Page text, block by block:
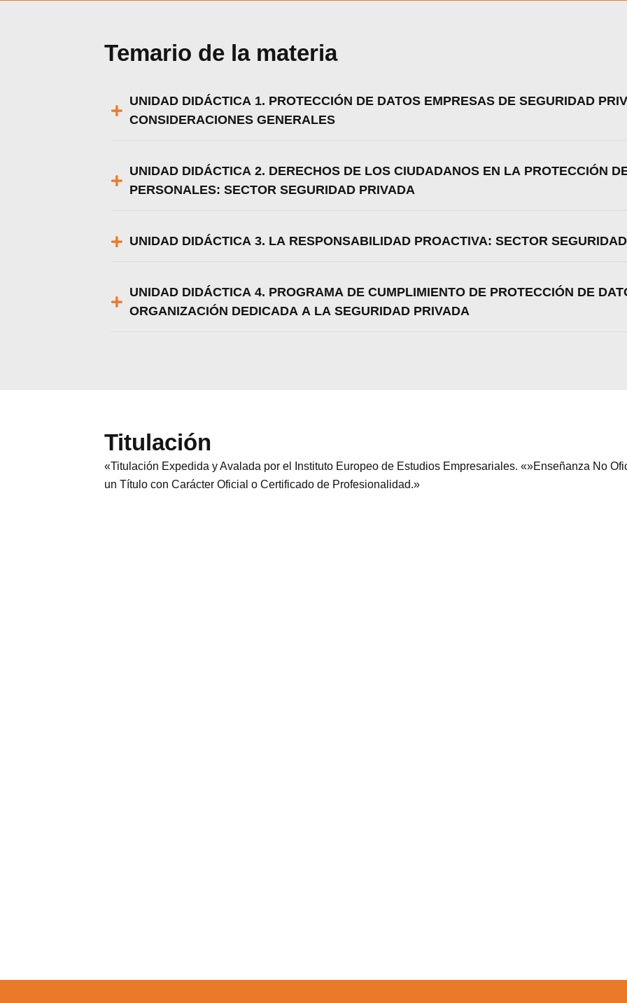
Temario de la materia
UNIDAD DIDÁCTICA 1. PROTECCIÓN DE DATOS EMPRESAS DE SEGURIDAD
CONSIDERACIONES GENERALES
UNIDAD DIDÁCTICA 2. DERECHOS DE LOS CIUDADANOS EN LA PROTECCIÓN
PERSONALES: SECTOR SEGURIDAD PRIVADA
UNIDAD DIDÁCTICA 3. LA RESPONSABILIDAD PROACTIVA: SECTOR
UNIDAD DIDÁCTICA 4. PROGRAMA DE CUMPLIMIENTO DE PROTECCIÓN DE
ORGANIZACIÓN DEDICADA A LA SEGURIDAD PRIVADA
Titulación
«Titulación Expedida y Avalada por el Instituto Europeo de Estudios Empresariales. «»Enseñanza No
un Título con Carácter Oficial o Certificado de Profesionalidad.»